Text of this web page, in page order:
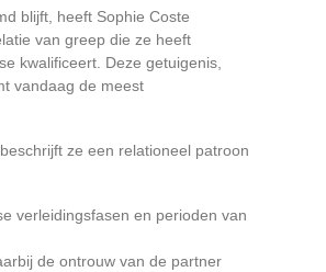
blijft, heeft Sophie Coste
van greep die ze heeft
kwalificeert. Deze getuigenis,
vandaag de meest
ze een relationeel patroon
verleidingsfasen en perioden van
de ontrouw van de partner